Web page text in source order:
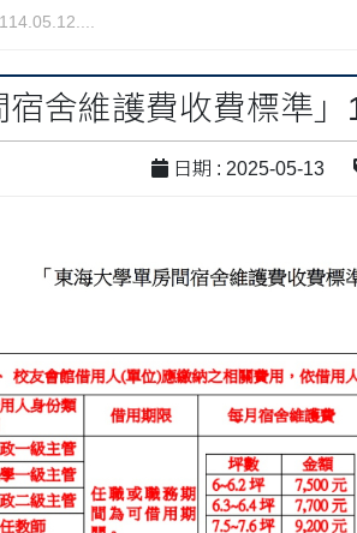
宿舍維護費收費標準
日期 : 2025-05-13